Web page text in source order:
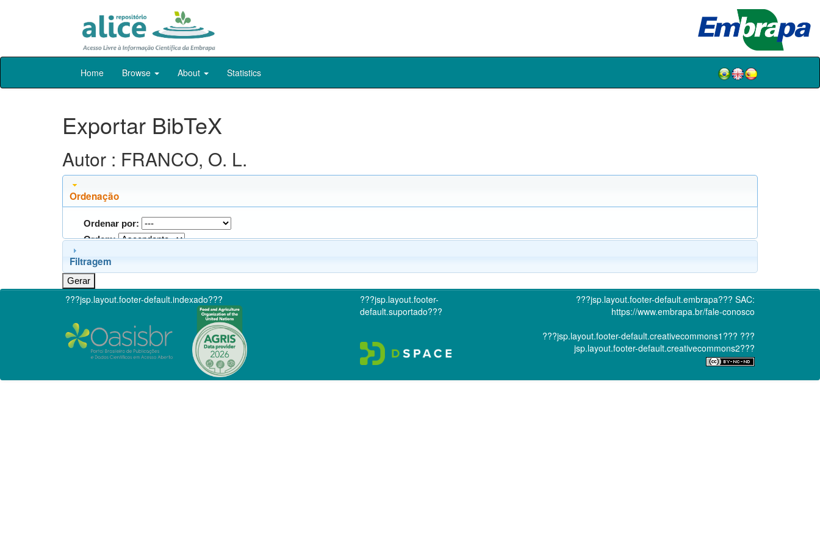
Skip
Home Browse About Statistics
Exportar BibTeX
Autor : FRANCO, O. L.
Ordenação
Ordenar por:
Ordem:
Filtragem
???jsp.layout.footer-default.indexado???
???jsp.layout.footer-
default.suportado???
???jsp.layout.footer-default.embrapa??? SAC:
https://www.embrapa.br/fale-conosco
???jsp.layout.footer-default.creativecommons1??? ???
jsp.layout.footer-default.creativecommons2???